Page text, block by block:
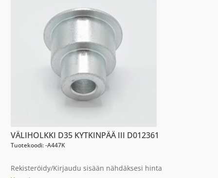
VÄLIHOLKKI D35 KYTKINPÄÄ III D012361
Tuotekoodi: -A447K
Rekisteröidy/Kirjaudu sisään nähdäksesi hinta